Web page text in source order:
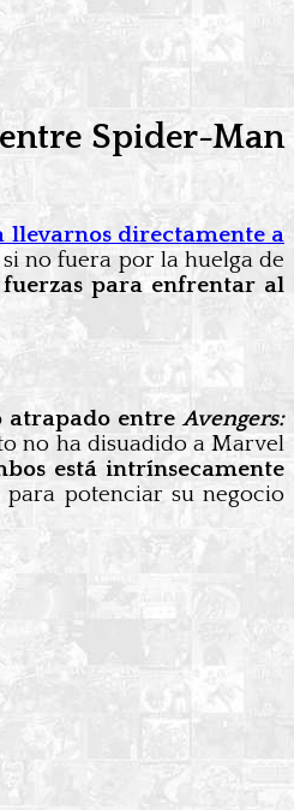
Spider-Man
directamente a
no fuera por la huelga de
para enfrentar al
atrapado entreAvengers:
no ha disuadido a Marvel
está intrínsecamente
para potenciar su negocio